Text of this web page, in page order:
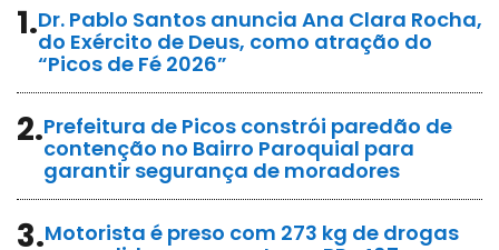
1.Dr. Pablo Santos anuncia Ana Clara Rocha,
do Exército de Deus, como atração do
“Picos de Fé 2026”
2.Prefeitura de Picos constrói paredão de
contenção no Bairro Paroquial para
garantir segurança de moradores
3.Motorista é preso com 273 kg de drogas